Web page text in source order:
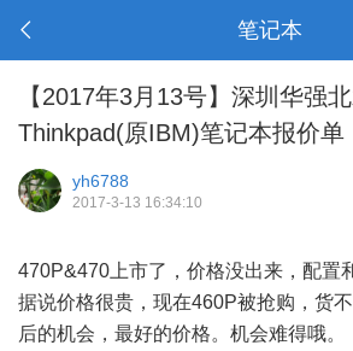
笔记本
【2017年3月13号】深圳华强
Thinkpad(原IBM)笔记本报价单
yh6788
2017-3-13 16:34:10
470P&470上市了，价格没出来，配置
据说价格很贵，现在460P被抢购，货
后的机会，最好的价格。机会难得哦。